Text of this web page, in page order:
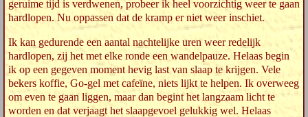
geruime tijd is verdwenen, probeer ik heel voorzichtig weer te gaan
hardlopen. Nu oppassen dat de kramp er niet weer inschiet.
Ik kan gedurende een aantal nachtelijke uren weer redelijk
hardlopen, zij het met elke ronde een wandelpauze. Helaas begin
ik op een gegeven moment hevig last van slaap te krijgen. Vele
bekers koffie, Go-gel met cafeïne, niets lijkt te helpen. Ik overweeg
om even te gaan liggen, maar dan begint het langzaam licht te
worden en dat verjaagt het slaapgevoel gelukkig wel. Helaas